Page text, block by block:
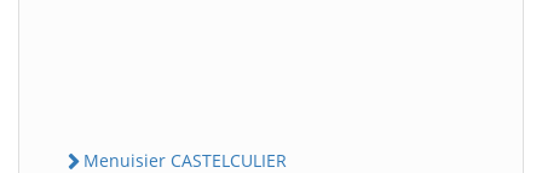
Menuisier CASTELCULIER